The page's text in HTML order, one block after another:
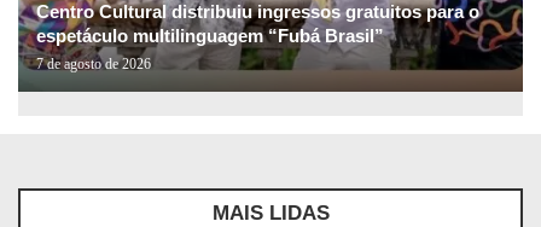
Centro Cultural distribuiu ingressos gratuitos para o
espetáculo multilinguagem “Fubá Brasil”
7 de agosto de 2026
MAIS LIDAS